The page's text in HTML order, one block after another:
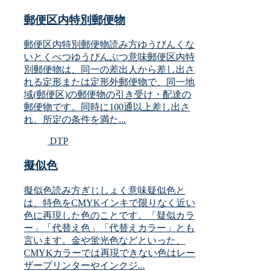
郵便区内特別郵便物
郵便区内特別郵便物読み方ゆうびんくな
いとくべつゆうびんぶつ意味郵便区内特
別郵便物は、同一の差出人から差し出さ
れる定形または定形外郵便物で、同一地
域(郵便区)の郵便物の引き受け・配達の
郵便物です。同時に100通以上差し出さ
れ、所定の条件を満た...
DTP
擬似色
擬似色読み方ぎじしょく意味疑似色と
は、特色をCMYKインキで限りなく近い
色に再現した色のことです。「疑似カラ
ー」「代替え色」「代替えカラー」とも
言います。金や蛍光色などといった、
CMYKカラーでは再現できない色はレー
ザープリンターやインクジ...